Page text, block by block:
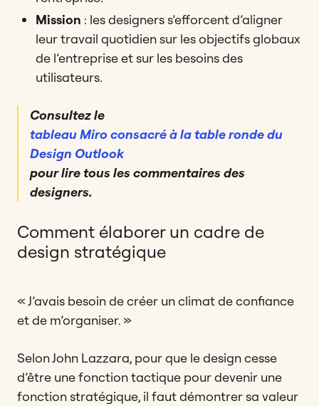
Mission : les designers s’efforcent d’aligner
leur travail quotidien sur les objectifs globaux
de l’entreprise et sur les besoins des
utilisateurs.
Consultez le
tableau Miro consacré à la table ronde du
Design Outlook
pour lire tous les commentaires des
designers.
Comment élaborer un cadre de
design stratégique
« J’avais besoin de créer un climat de confiance
et de m’organiser. »
Selon John Lazzara, pour que le design cesse
d’être une fonction tactique pour devenir une
fonction stratégique, il faut démontrer sa valeur